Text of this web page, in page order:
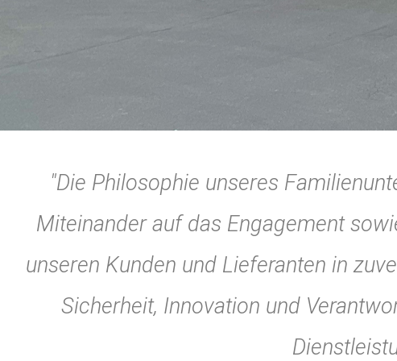
"Die Philosophie unseres
Miteinander auf das Engagement
unseren Kunden und Lieferanten in
Sicherheit, Innovation und